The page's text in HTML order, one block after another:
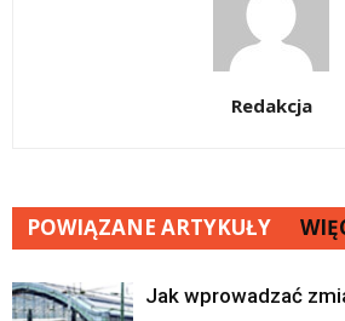
Redakcja
POWIĄZANE ARTYKUŁY
Jak wprowadzać